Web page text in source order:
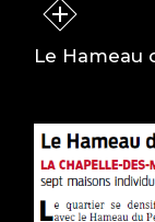
Le Hameau